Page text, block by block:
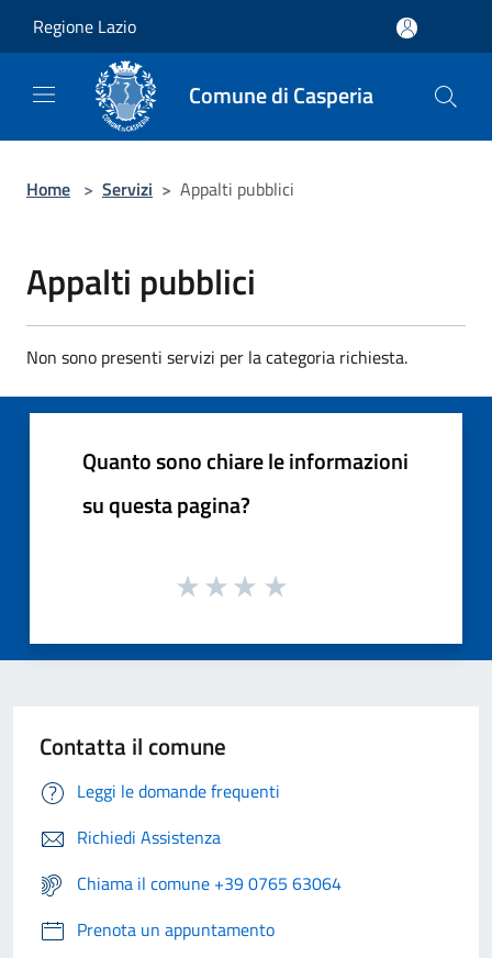
Regione Lazio
Comune di Casperia
Home > Servizi > Appalti pubblici
Appalti pubblici
Non sono presenti servizi per la categoria richiesta.
Quanto sono chiare le informazioni
su questa pagina?
Contatta il comune
Leggi le domande frequenti
Richiedi Assistenza
Chiama il comune +39 0765 63064
Prenota un appuntamento